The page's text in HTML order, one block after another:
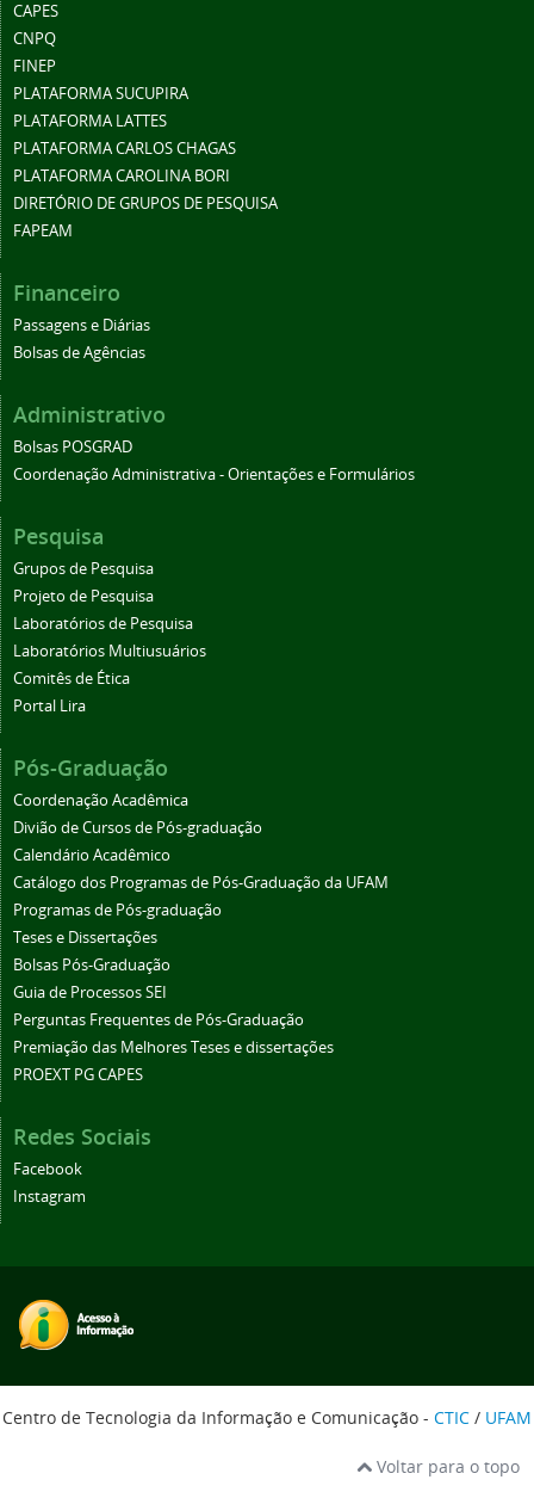
CAPES
CNPQ
FINEP
PLATAFORMA SUCUPIRA
PLATAFORMA LATTES
PLATAFORMA CARLOS CHAGAS
PLATAFORMA CAROLINA BORI
DIRETÓRIO DE GRUPOS DE PESQUISA
FAPEAM
Financeiro
Passagens e Diárias
Bolsas de Agências
Administrativo
Bolsas POSGRAD
Coordenação Administrativa - Orientações e Formulários
Pesquisa
Grupos de Pesquisa
Projeto de Pesquisa
Laboratórios de Pesquisa
Laboratórios Multiusuários
Comitês de Ética
Portal Lira
Pós-Graduação
Coordenação Acadêmica
Divião de Cursos de Pós-graduação
Calendário Acadêmico
Catálogo dos Programas de Pós-Graduação da UFAM
Programas de Pós-graduação
Teses e Dissertações
Bolsas Pós-Graduação
Guia de Processos SEI
Perguntas Frequentes de Pós-Graduação
Premiação das Melhores Teses e dissertações
PROEXT PG CAPES
Redes Sociais
Facebook
Instagram
Centro de Tecnologia da Informação e Comunicação - CTIC / UFAM
Voltar para o topo